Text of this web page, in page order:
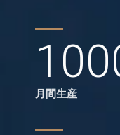
月間生産